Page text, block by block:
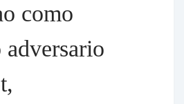
como